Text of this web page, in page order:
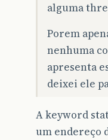
alguma
Porem
nenhuma
apresenta
deixei ele
A keyword
um endereço